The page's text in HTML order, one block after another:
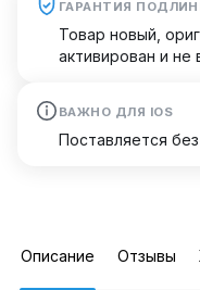
ГАРАНТИЯ
Товар новый,
активирован и не
ВАЖНО ДЛЯ IOS
Поставляется
Описание Отзывы